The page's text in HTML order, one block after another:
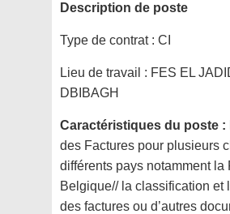
Description de poste
Type de contrat : CI
Lieu de travail : FES EL
DBIBAGH
Caractéristiques du poste :
des Factures pour plusieurs
différents pays notamment la
Belgique// la classification et
des factures ou d’autres